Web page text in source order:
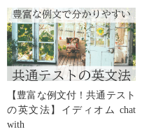
【豊富な例文付！共通テスト
の英文法】イディオム chat
with